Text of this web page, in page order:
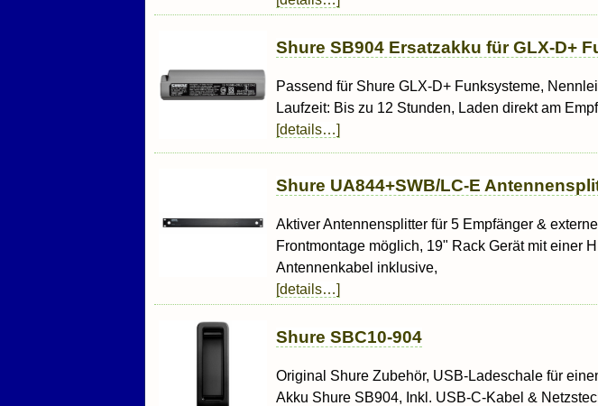
Shure SB904 Ersatzakku für GLX-D+
Passend für Shure GLX-D+ Funksysteme,
Laufzeit: Bis zu 12 Stunden, Laden direkt am
[details…]
Shure UA844+SWB/LC-E
Aktiver Antennensplitter für 5 Empfänger &
Frontmontage möglich, 19" Rack Gerät mit einer
Antennenkabel inklusive,
[details…]
Shure SBC10-904
Original Shure Zubehör, USB-Ladeschale für
Akku Shure SB904, Inkl. USB-C-Kabel &